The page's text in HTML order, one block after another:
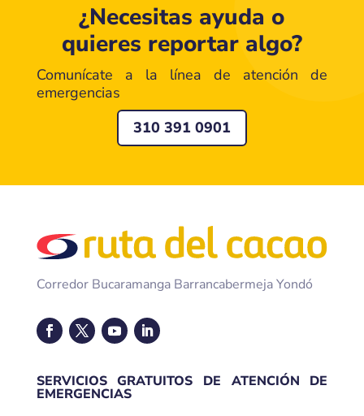
¿Necesitas ayuda o
quieres reportar algo?
Comunícate a la línea de atención de
emergencias
310 391 0901
Corredor Bucaramanga Barrancabermeja Yondó
SERVICIOS GRATUITOS DE ATENCIÓN DE
EMERGENCIAS